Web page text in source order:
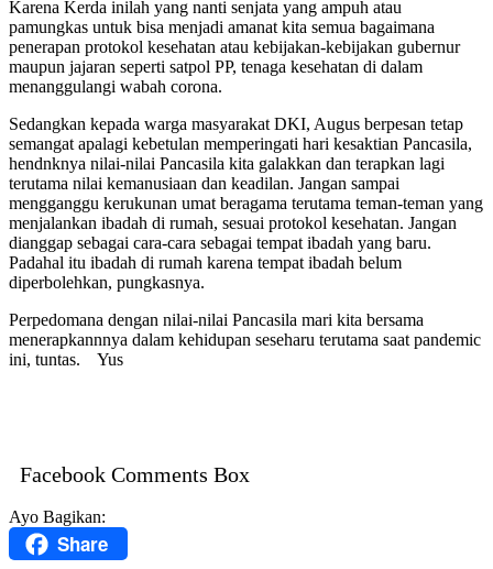
Karena Kerda inilah yang nanti senjata yang ampuh atau
pamungkas untuk bisa menjadi amanat kita semua bagaimana
penerapan protokol kesehatan atau kebijakan-kebijakan gubernur
maupun jajaran seperti satpol PP, tenaga kesehatan di dalam
menanggulangi wabah corona.
Sedangkan kepada warga masyarakat DKI, Augus berpesan tetap
semangat apalagi kebetulan memperingati hari kesaktian Pancasila,
hendnknya nilai-nilai Pancasila kita galakkan dan terapkan lagi
terutama nilai kemanusiaan dan keadilan. Jangan sampai
mengganggu kerukunan umat beragama terutama teman-teman yang
menjalankan ibadah di rumah, sesuai protokol kesehatan. Jangan
dianggap sebagai cara-cara sebagai tempat ibadah yang baru.
Padahal itu ibadah di rumah karena tempat ibadah belum
diperbolehkan, pungkasnya.
Perpedomana dengan nilai-nilai Pancasila mari kita bersama
menerapkannnya dalam kehidupan seseharu terutama saat pandemic
ini, tuntas. Yus
Facebook Comments Box
Ayo Bagikan:
Share